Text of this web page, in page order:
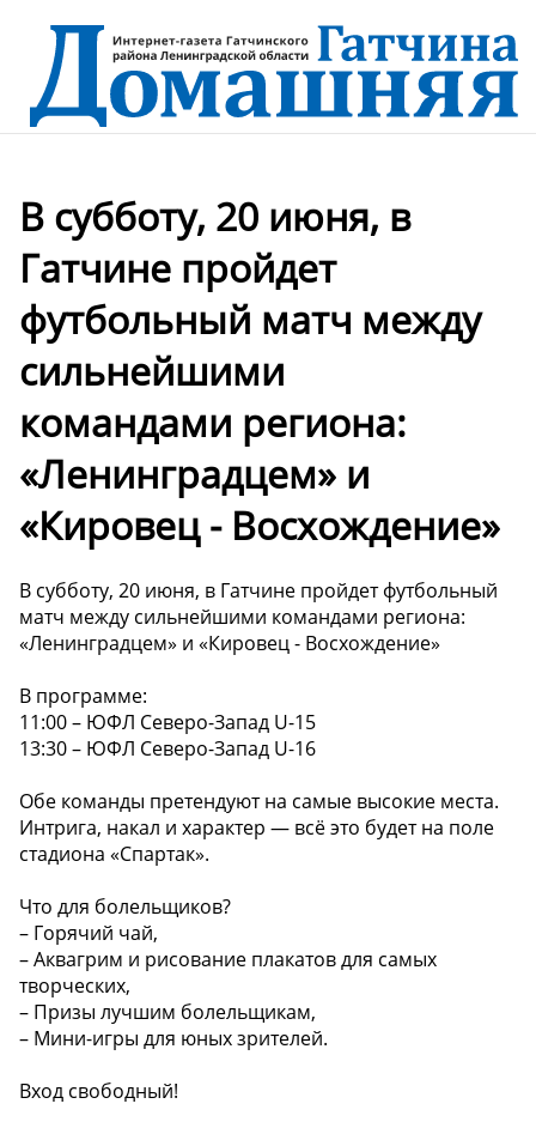
В субботу, 20 июня, в
Гатчине пройдет
футбольный матч между
сильнейшими
командами региона:
«Ленинградцем» и
«Кировец - Восхождение»
В субботу, 20 июня, в Гатчине пройдет футбольный
матч между сильнейшими командами региона:
«Ленинградцем» и «Кировец - Восхождение»
В программе:
11:00 – ЮФЛ Северо-Запад U-15
13:30 – ЮФЛ Северо-Запад U-16
Обе команды претендуют на самые высокие места.
Интрига, накал и характер — всё это будет на поле
стадиона «Спартак».
Что для болельщиков?
– Горячий чай,
– Аквагрим и рисование плакатов для самых
творческих,
– Призы лучшим болельщикам,
– Мини-игры для юных зрителей.
Вход свободный!